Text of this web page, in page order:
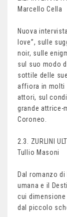
Marcello Cella
Nuova
love”, sulle
noir, sulle
sul suo modo
sottile delle
affiora in molti
attori, sul
grande attrice-
Coroneo.
2.3. ZURLINI
Tullio Masoni
Dal romanzo
umana e il
cui
dal piccolo